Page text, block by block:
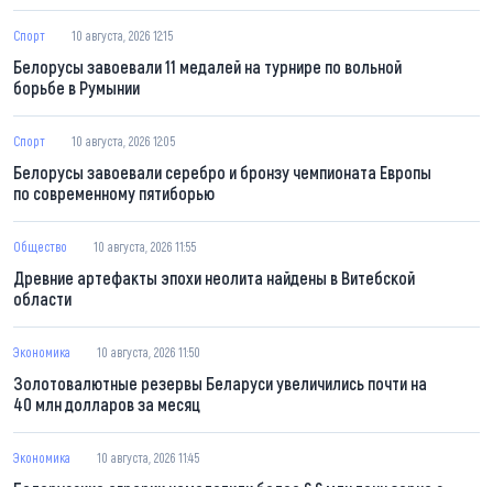
Спорт 10 августа, 2026 12:15
Белорусы завоевали 11 медалей на турнире по вольной
борьбе в Румынии
Спорт 10 августа, 2026 12:05
Белорусы завоевали серебро и бронзу чемпионата Европы
по современному пятиборью
Общество 10 августа, 2026 11:55
Древние артефакты эпохи неолита найдены в Витебской
области
Экономика 10 августа, 2026 11:50
Золотовалютные резервы Беларуси увеличились почти на
40 млн долларов за месяц
Экономика 10 августа, 2026 11:45